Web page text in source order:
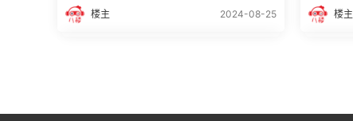
楼主 2024-08-25 楼主